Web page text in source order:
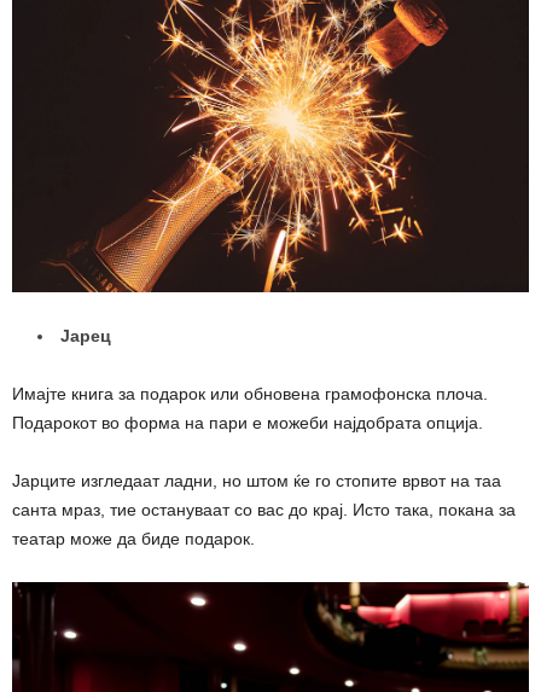
Јарец
Имајте книга за подарок или обновена грамофонска плоча.
Подарокот во форма на пари е можеби најдобрата опција.
Јарците изгледаат ладни, но штом ќе го стопите врвот на таа
санта мраз, тие остануваат со вас до крај. Исто така, покана за
театар може да биде подарок.